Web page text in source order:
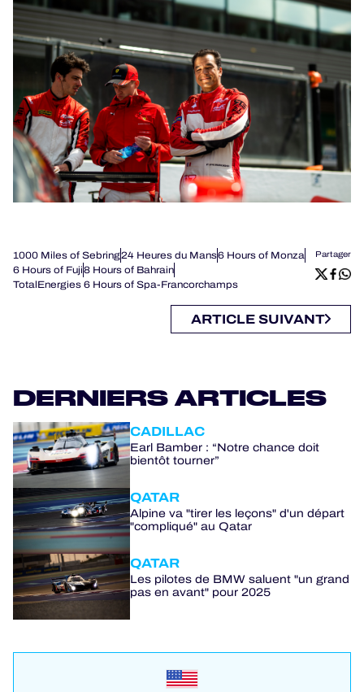
1000 Miles of Sebring24 Heures du Mans6 Hours of Monza
6 Hours of Fuji8 Hours of Bahrain
TotalEnergies 6 Hours of Spa-Francorchamps
Partager
ARTICLE SUIVANT
DERNIERS ARTICLES
CADILLAC
Earl Bamber : “Notre chance doit
bientôt tourner”
QATAR
Alpine va "tirer les leçons" d'un départ
"compliqué" au Qatar
QATAR
Les pilotes de BMW saluent "un grand
pas en avant" pour 2025